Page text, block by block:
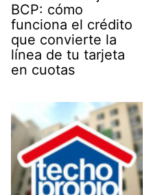
BCP: cómo
funciona el crédito
que convierte la
línea de tu tarjeta
en cuotas